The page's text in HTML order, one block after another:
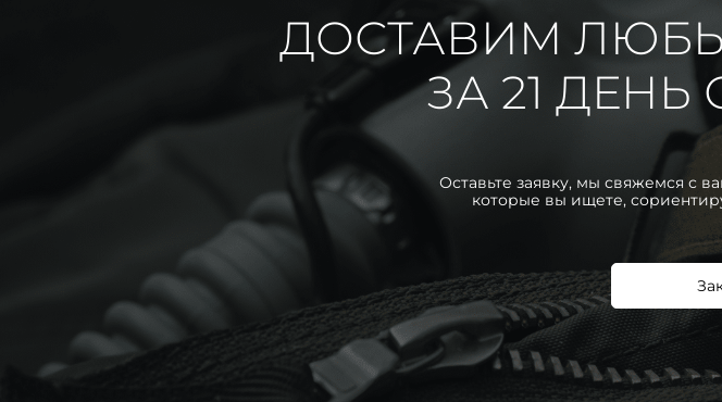
ДОСТАВИМ
ЗА 21 ДЕНЬ
Оставьте заявку, мы свяжемся с
которые вы ищете,